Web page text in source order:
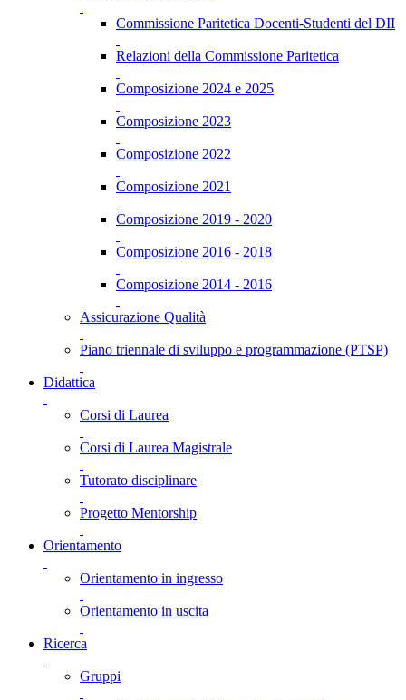
Commissione Paritetica Docenti-Studenti del DII
Relazioni della Commissione Paritetica
Composizione 2024 e 2025
Composizione 2023
Composizione 2022
Composizione 2021
Composizione 2019 - 2020
Composizione 2016 - 2018
Composizione 2014 - 2016
Assicurazione Qualità
Piano triennale di sviluppo e programmazione (PTSP)
Didattica
Corsi di Laurea
Corsi di Laurea Magistrale
Tutorato disciplinare
Progetto Mentorship
Orientamento
Orientamento in ingresso
Orientamento in uscita
Ricerca
Gruppi